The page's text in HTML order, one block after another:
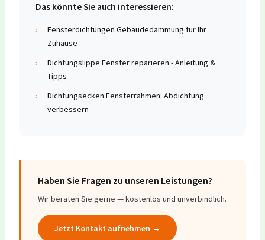
Das könnte Sie auch interessieren:
›
Fensterdichtungen Gebäudedämmung für Ihr
Zuhause
›
Dichtungslippe Fenster reparieren - Anleitung &
Tipps
›
Dichtungsecken Fensterrahmen: Abdichtung
verbessern
Haben Sie Fragen zu unseren Leistungen?
Wir beraten Sie gerne — kostenlos und unverbindlich.
Jetzt Kontakt aufnehmen →